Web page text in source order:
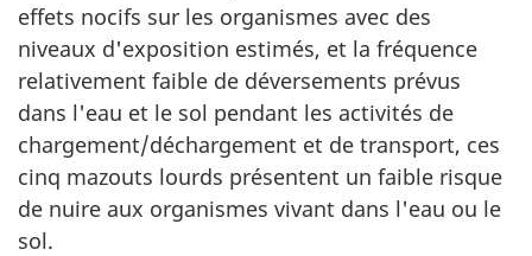
effets nocifs sur les organismes avec des
niveaux d'exposition estimés, et la fréquence
relativement faible de déversements prévus
dans l'eau et le sol pendant les activités de
chargement/déchargement et de transport, ces
cinq mazouts lourds présentent un faible risque
de nuire aux organismes vivant dans l'eau ou le
sol.